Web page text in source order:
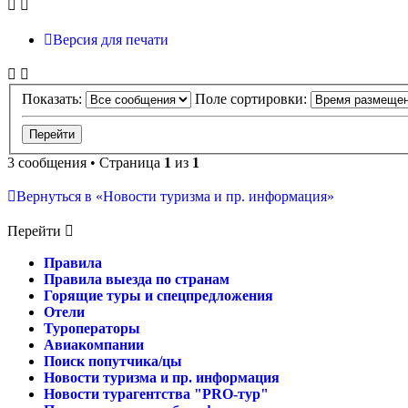
Версия для печати
Показать: Поле сортировки:
3 сообщения • Страница 1 из 1
Вернуться в «Новости туризма и пр. информация»
Перейти
Правила
Правила выезда по странам
Горящие туры и спецпредложения
Отели
Туроператоры
Авиакомпании
Поиск попутчика/цы
Новости туризма и пр. информация
Новости турагентства "PRO-тур"